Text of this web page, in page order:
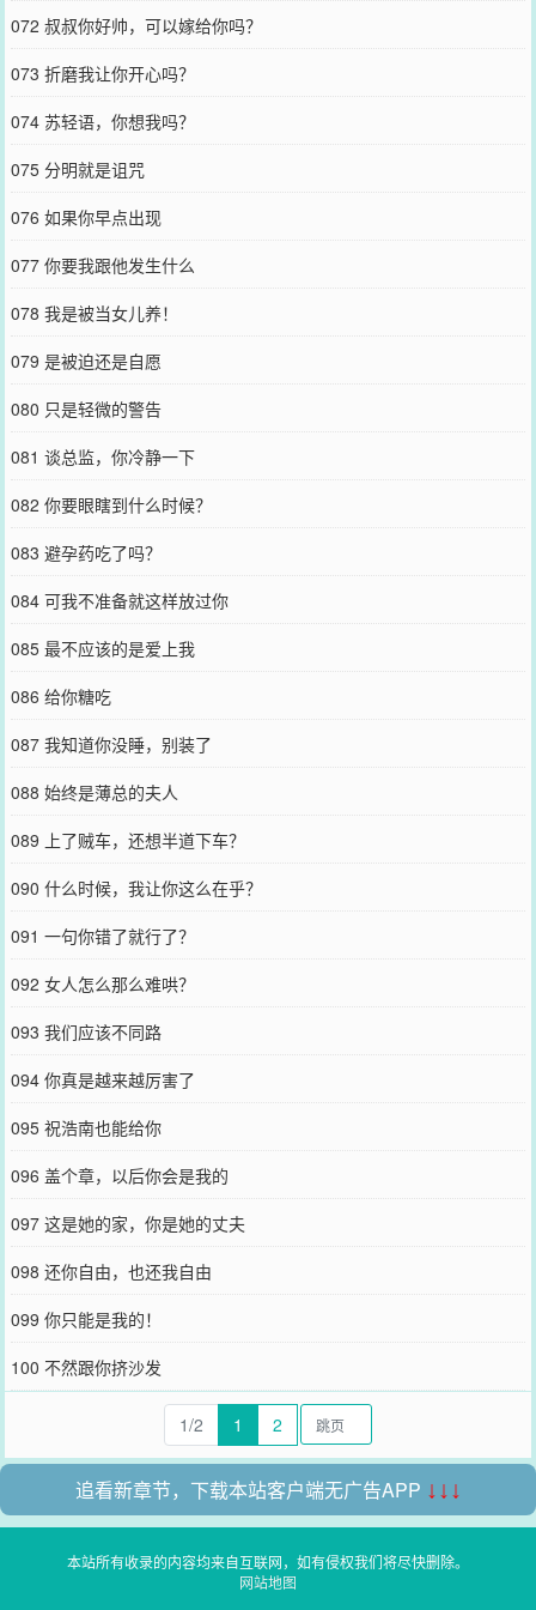
072 叔叔你好帅，可以嫁给你吗？
073 折磨我让你开心吗？
074 苏轻语，你想我吗？
075 分明就是诅咒
076 如果你早点出现
077 你要我跟他发生什么
078 我是被当女儿养！
079 是被迫还是自愿
080 只是轻微的警告
081 谈总监，你冷静一下
082 你要眼瞎到什么时候？
083 避孕药吃了吗？
084 可我不准备就这样放过你
085 最不应该的是爱上我
086 给你糖吃
087 我知道你没睡，别装了
088 始终是薄总的夫人
089 上了贼车，还想半道下车？
090 什么时候，我让你这么在乎？
091 一句你错了就行了？
092 女人怎么那么难哄？
093 我们应该不同路
094 你真是越来越厉害了
095 祝浩南也能给你
096 盖个章，以后你会是我的
097 这是她的家，你是她的丈夫
098 还你自由，也还我自由
099 你只能是我的！
100 不然跟你挤沙发
1/2 1 2
追看新章节，下载本站客户端无广告APP ↓↓↓
本站所有收录的内容均来自互联网，如有侵权我们将尽快删除。
网站地图